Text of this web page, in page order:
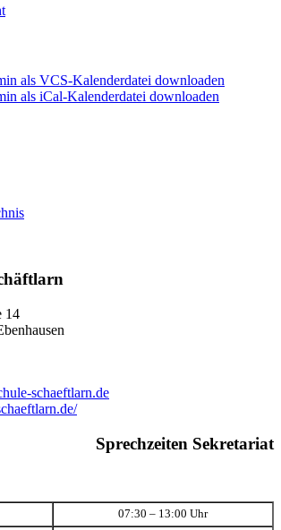
als VCS-Kalenderdatei downloaden
als iCal-Kalenderdatei downloaden
14
schaeftlarn.de
Sprechzeiten Sekretariat
07:30 – 13:00 Uhr